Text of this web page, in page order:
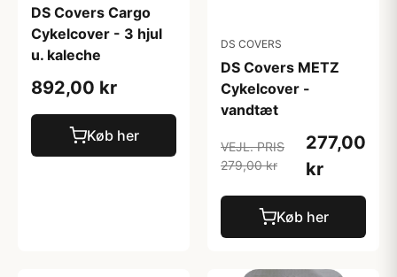
DS Covers Cargo
Cykelcover - 3 hjul
u. kaleche
892,00 kr
Køb her
DS COVERS
DS Covers METZ
Cykelcover -
vandtæt
VEJL. PRIS
279,00 kr
277,00
kr
Køb her